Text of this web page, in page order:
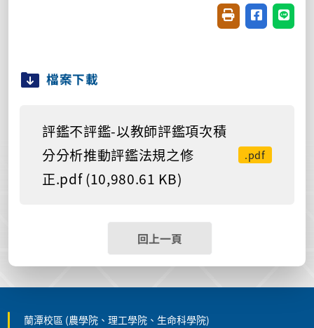
友善列印(開新視
分享至臉書
分享
檔案下載
評鑑不評鑑-以教師評鑑項次積
分分析推動評鑑法規之修
正.pdf (10,980.61 KB)
.pdf
回上一頁
蘭潭校區 (農學院、理工學院、生命科學院)